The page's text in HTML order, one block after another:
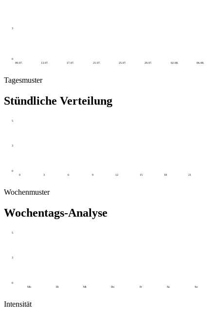
0
3
09.07. 13.07. 17.07. 21.07. 25.07. 29.07. 02.08. 06.08.
Tagesmuster
Stündliche Verteilung
0
3
5
0 3 6 9 12 15 18 21
Wochenmuster
Wochentags-Analyse
0
3
5
Mo Di Mi Do Fr Sa So
Intensität